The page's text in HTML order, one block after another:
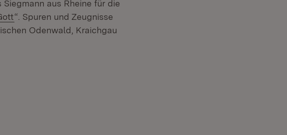
aus Rheine für die
(Öffnet in neuem Fenster)
“. Spuren und Zeugnisse
Odenwald, Kraichgau